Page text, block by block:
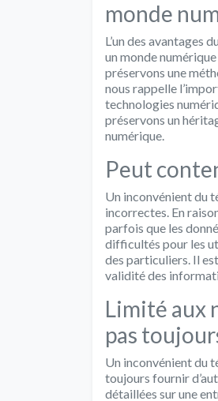
monde
L’un des avantages
un monde
préservons une
nous rappelle
technologies
préservons un
numérique.
Peut
Un inconvénient du
incorrectes. En
parfois que les
difficultés pour les
des particuliers. Il
validité des
Limité aux
pas
Un inconvénient du
toujours fournir
détaillées sur une